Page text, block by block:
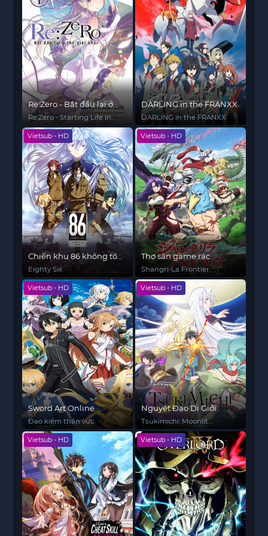
Re:Zero - Bắt đầu lại ở
thế giới khác
Re:Zero - Starting Life in
Another World
DARLING in the FRANXX
DARLING in the FRANXX
Vietsub - HD
Chiến khu 86 không tồn
tại
Eighty Six
Vietsub - HD
Thợ săn game rác
Shangri-La Frontier
Vietsub - HD
Sword Art Online
Đao kiếm thần vực
Vietsub - HD
Nguyệt Đạo Dị Giới
Tsukimichi: Moonlit
Fantasy, Tsuki ga
Michibiku Isekai Dochu
Vietsub - HD Vietsub - HD